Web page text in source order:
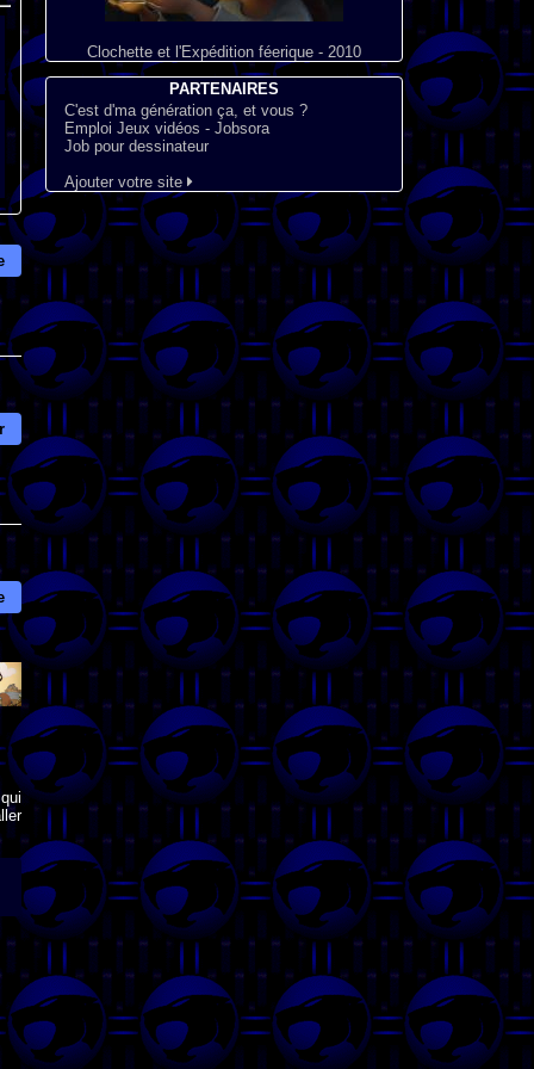
Clochette et l'Expédition féerique - 2010
PARTENAIRES
C'est d'ma génération ça, et vous ?
Emploi Jeux vidéos - Jobsora
Job pour dessinateur
Ajouter votre site